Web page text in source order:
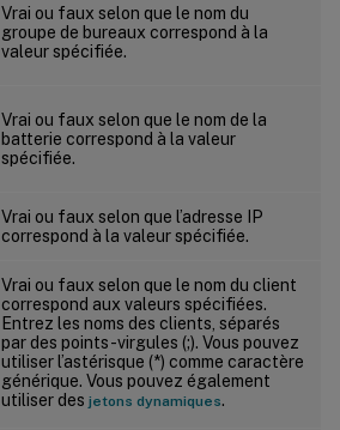
Vrai ou faux selon que le nom du
groupe de bureaux correspond à la
valeur spécifiée.
Vrai ou faux selon que le nom de la
batterie correspond à la valeur
spécifiée.
Vrai ou faux selon que l’adresse IP
correspond à la valeur spécifiée.
Vrai ou faux selon que le nom du client
correspond aux valeurs spécifiées.
Entrez les noms des clients, séparés
par des points-virgules (;). Vous pouvez
utiliser l’astérisque (*) comme caractère
générique. Vous pouvez également
utiliser des jetons dynamiques.